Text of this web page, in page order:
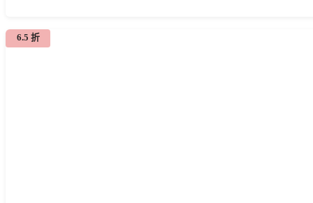
6.5 折